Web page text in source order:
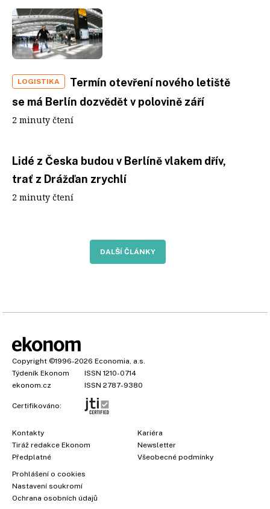
LOGISTIKA
Termín otevření nového letiště
se má Berlín dozvědět v polovině září
2 minuty čtení
Lidé z Česka budou v Berlíně vlakem dřív,
trať z Drážďan zrychlí
2 minuty čtení
DALŠÍ ČLÁNKY
Copyright ©1996-2026 Economia, a.s.
Týdeník Ekonom
ISSN 1210-0714
ekonom.cz
ISSN 2787-9380
Certifikováno:
Kontakty
Tiráž redakce Ekonom
Předplatné
Kariéra
Newsletter
Všeobecné podmínky
Prohlášení o cookies
Nastavení soukromí
Ochrana osobních údajů